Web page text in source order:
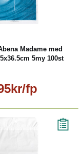
Madame med
5my 100st
fp
Läs mer